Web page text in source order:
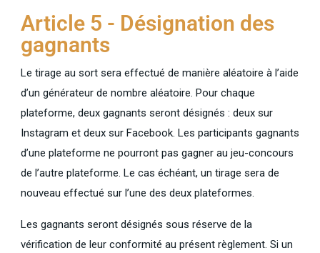
Article 5 - Désignation des
gagnants
Le tirage au sort sera effectué de manière aléatoire à l’aide
d’un générateur de nombre aléatoire. Pour chaque
plateforme, deux gagnants seront désignés : deux sur
Instagram et deux sur Facebook. Les participants gagnants
d’une plateforme ne pourront pas gagner au jeu-concours
de l’autre plateforme. Le cas échéant, un tirage sera de
nouveau effectué sur l’une des deux plateformes.
Les gagnants seront désignés sous réserve de la
vérification de leur conformité au présent règlement. Si un